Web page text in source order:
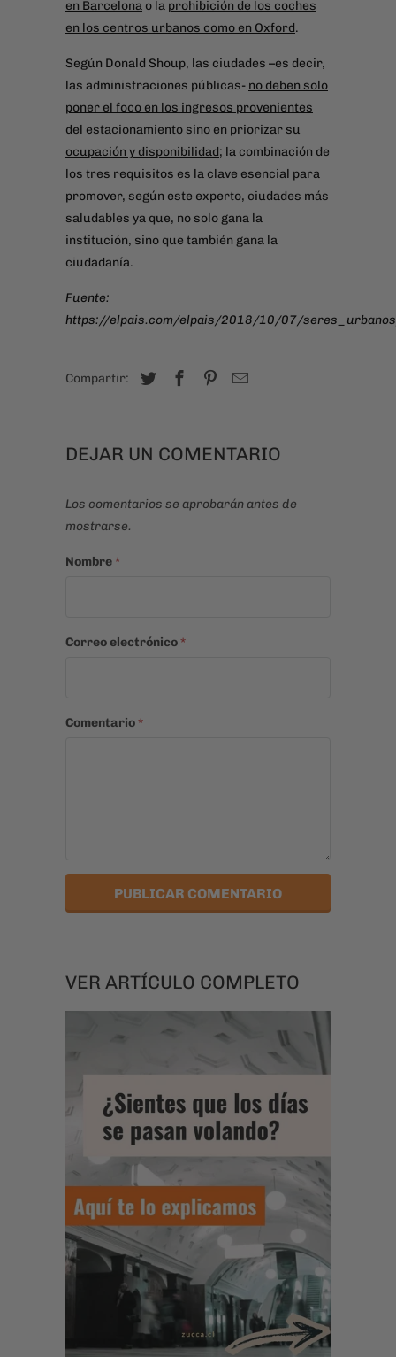
en Barcelona o la prohibición de los coches
en los centros urbanos como en Oxford.
Según Donald Shoup, las ciudades –es decir,
las administraciones públicas- no deben solo
poner el foco en los ingresos provenientes
del estacionamiento sino en priorizar su
ocupación y disponibilidad; la combinación de
los tres requisitos es la clave esencial para
promover, según este experto, ciudades más
saludables ya que, no solo gana la
institución, sino que también gana la
ciudadanía.
Fuente:
https://elpais.com/elpais/2018/10/07/
Compartir:
DEJAR UN COMENTARIO
Los comentarios se aprobarán antes de
mostrarse.
Nombre *
Correo electrónico *
Comentario *
VER ARTÍCULO COMPLETO